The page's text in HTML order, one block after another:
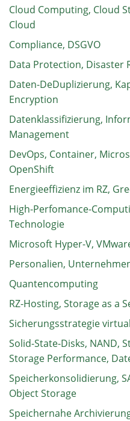
Cloud Computing, Cloud
Cloud
Compliance, DSGVO
Data Protection, Disaster
Daten-DeDuplizierung,
Encryption
Datenklassifizierung,
Management
DevOps, Container,
OpenShift
Energieeffizienz im RZ,
High-Perfomance-
Technologie
Microsoft Hyper-V,
Personalien,
Quantencomputing
RZ-Hosting, Storage as a
Sicherungsstrategie
Solid-State-Disks, NAND,
Storage Performance,
Speicherkonsolidierung,
Object Storage
Speichernahe